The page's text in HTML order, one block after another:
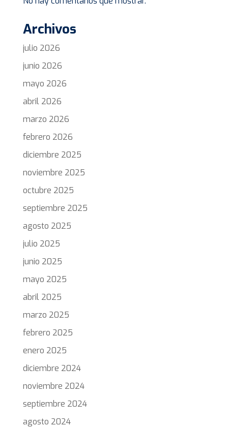
Archivos
julio 2026
junio 2026
mayo 2026
abril 2026
marzo 2026
febrero 2026
diciembre 2025
noviembre 2025
octubre 2025
septiembre 2025
agosto 2025
julio 2025
junio 2025
mayo 2025
abril 2025
marzo 2025
febrero 2025
enero 2025
diciembre 2024
noviembre 2024
septiembre 2024
agosto 2024